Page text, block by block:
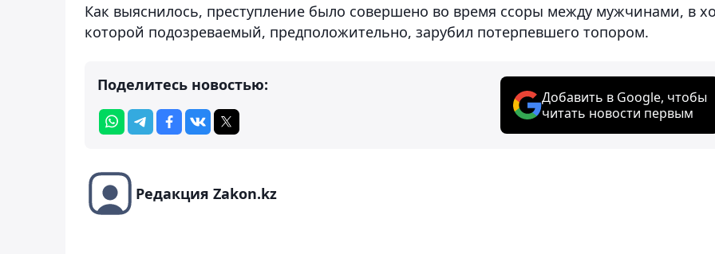
Как выяснилось, преступление было совершено во время ссоры между мужчинами, в
которой подозреваемый, предположительно, зарубил потерпевшего топором.
Поделитесь новостью:
Добавить в Google, чтобы
читать новости первым
Редакция Zakon.kz